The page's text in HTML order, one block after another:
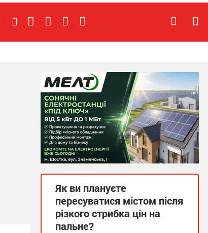
Як ви плануєте
пересуватися містом після
різкого стрибка цін на
пальне?